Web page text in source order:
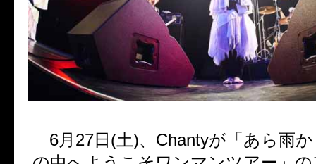
6月27日(土)、Chantyが「あら雨